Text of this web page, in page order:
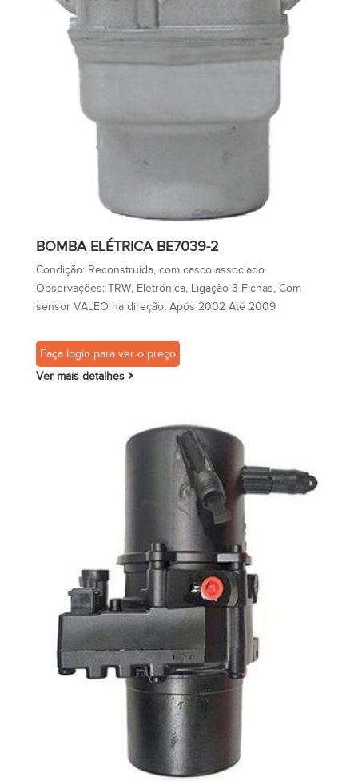
BOMBA ELÉTRICA BE7039-2
Condição: Reconstruída, com casco associado
Observações: TRW, Eletrónica, Ligação 3 Fichas, Com
sensor VALEO na direção, Após 2002 Até 2009
Faça login para ver o preço
Ver mais detalhes